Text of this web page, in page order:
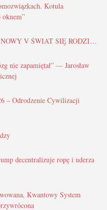
Kotula
V ŚWIAT SIĘ RODZI…
nie zapamiętał” — Jarosław
– Odrodzenie Cywilizacji
decentralizuje ropę i uderza
Kwantowy System